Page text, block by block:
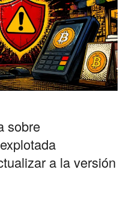
sobre
a la versión